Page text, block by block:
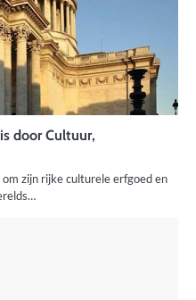
door Cultuur,
zijn rijke culturele erfgoed en